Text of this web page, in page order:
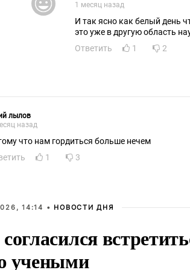
1 месяц назад
И так ясно как белый день
это уже в другую область
Ответить
1 2
лылов
назад
что нам гордиться больше нечем
1 3
14:14 • НОВОСТИ ДНЯ
учеными